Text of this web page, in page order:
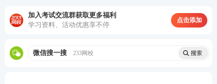
另外，正在冲刺备考的考试注意啦！从6月8日-6月11
题带刷，无回放，请大家及时观看直播！
加入考试交流群获取更多福利
学习资料、活动优惠享不停
点击添加
微信搜一搜 233网校